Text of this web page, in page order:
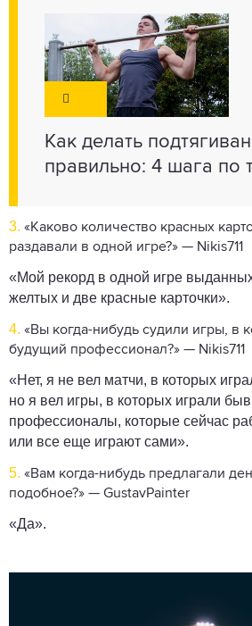
Как делать
правильно: 4 шага по
3. «Каково количество красных
раздавали в одной игре?» — Nikis711
«Мой рекорд в одной игре
желтых и две красные карточки».
4. «Вы когда-нибудь судили игры, в
будущий профессионал?» — Nikis711
«Нет, я не вел матчи, в которых
но я вел игры, в которых играли
профессионалы, которые сейчас
или все еще играют сами».
5. «Вам когда-нибудь предлагали
подобное?» — GustavPainter
«Да».